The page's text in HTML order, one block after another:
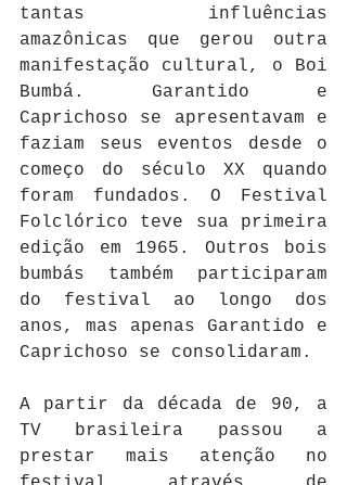
tantas influências
amazônicas que gerou outra
manifestação cultural, o Boi
Bumbá. Garantido e
Caprichoso se apresentavam e
faziam seus eventos desde o
começo do século XX quando
foram fundados. O Festival
Folclórico teve sua primeira
edição em 1965. Outros bois
bumbás também participaram
do festival ao longo dos
anos, mas apenas Garantido e
Caprichoso se consolidaram.
A partir da década de 90, a
TV brasileira passou a
prestar mais atenção no